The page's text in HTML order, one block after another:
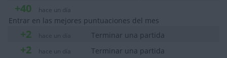
+40 hace un día
Entrar en las mejores puntuaciones del mes
+2 hace un día Terminar una partida
+2 hace un día Terminar una partida